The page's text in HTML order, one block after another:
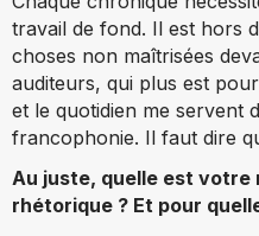
travail de fond. Il est hors
choses non maîtrisées
auditeurs, qui plus est
et le quotidien me servent
francophonie. Il faut dire
Au juste, quelle est
rhétorique ? Et pour